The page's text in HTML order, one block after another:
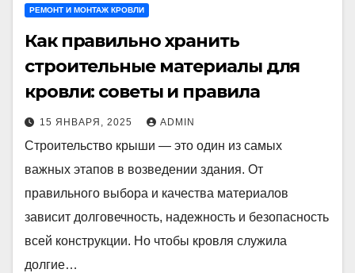
РЕМОНТ И МОНТАЖ КРОВЛИ
Как правильно хранить
строительные материалы для
кровли: советы и правила
15 ЯНВАРЯ, 2025 ADMIN
Строительство крыши — это один из самых
важных этапов в возведении здания. От
правильного выбора и качества материалов
зависит долговечность, надежность и безопасность
всей конструкции. Но чтобы кровля служила
долгие…